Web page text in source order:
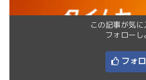
この記事が気に
フォローし
フォ